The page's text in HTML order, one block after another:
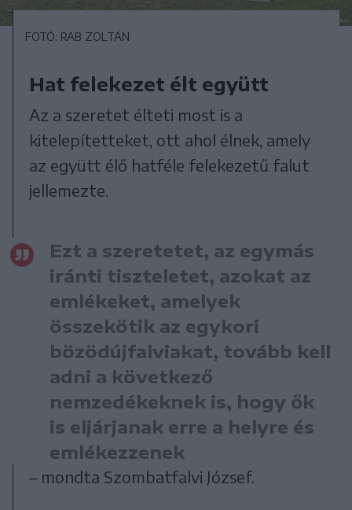
FOTÓ: RAB ZOLTÁN
Hat felekezet élt együtt
Az a szeretet élteti most is a
kitelepítetteket, ott ahol élnek, amely
az együtt élő hatféle felekezetű falut
jellemezte.
Ezt a szeretetet, az egymás
iránti tiszteletet, azokat az
emlékeket, amelyek
összekötik az egykori
bözödújfalviakat, tovább kell
adni a következő
nemzedékeknek is, hogy ők
is eljárjanak erre a helyre és
emlékezzenek
– mondta Szombatfalvi József.